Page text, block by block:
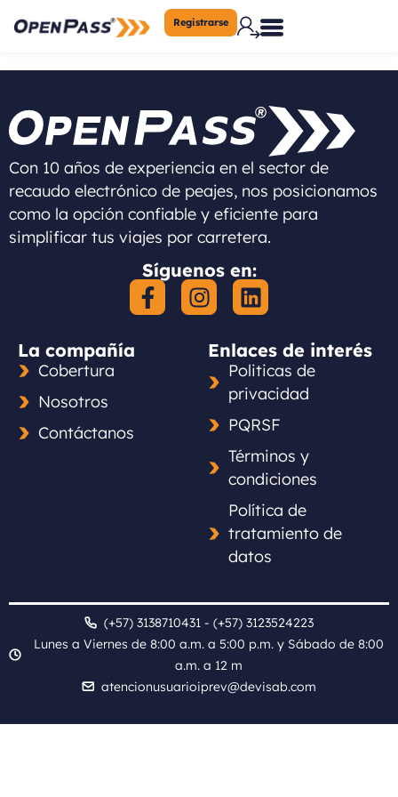
Registrarse
Con 10 años de experiencia en el sector de
recaudo electrónico de peajes, nos posicionamos
como la opción confiable y eficiente para
simplificar tus viajes por carretera.
Síguenos en:
La compañía
Cobertura
Nosotros
Contáctanos
Enlaces de interés
Politicas de
privacidad
PQRSF
Términos y
condiciones
Política de
tratamiento de
datos
(+57) 3138710431 - (+57) 3123524223
Lunes a Viernes de 8:00 a.m. a 5:00 p.m. y Sábado de 8:00
a.m. a 12 m
atencionusuarioiprev@devisab.com